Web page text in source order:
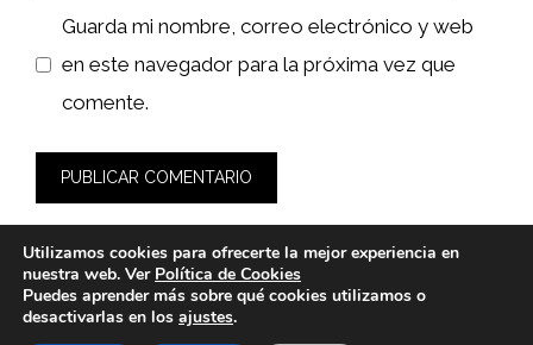
Guarda mi nombre, correo electrónico y web
en este navegador para la próxima vez que
comente.
© 2026 fashionlawinstitute.es -
Utilizamos cookies para ofrecerte la mejor experiencia en
nuestra web. Ver Política de Cookies
Puedes aprender más sobre qué cookies utilizamos o
desactivarlas en los ajustes.